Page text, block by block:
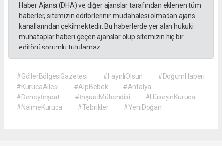
Haber Ajansı (DHA) ve diğer ajanslar tarafından eklenen tüm
haberler, sitemizin editörlerinin müdahalesi olmadan ajans
kanallarından çekilmektedir. Bu haberlerde yer alan hukuki
muhataplar haberi geçen ajanslar olup sitemizin hiç bir
editörü sorumlu tutulamaz...
#GöllerBölgesiGazetesi #HayırlıOlsun
#DoğumHaberi
#KurucaAilesi
#AlpBebek
#Antalya
#Deneyİnşaat
#İnşaatMühendisi
#HüseyinKuruca
#NaimeKuruca
#Tebrikler #YeniDoğan